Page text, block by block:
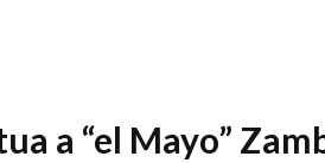
a “el Mayo”